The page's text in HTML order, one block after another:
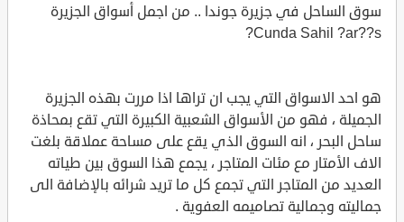
سوق الساحل في جزيرة جوندا .. من اجمل أسواق الجزيرة
Cunda Sahil ?ar??s?
هو احد الاسواق التي يجب ان تراها اذا مررت بهذه الجزيرة
الجميلة ، فهو من الأسواق الشعبية الكبيرة التي تقع بمحاذة
ساحل البحر ، انه السوق الذي يقع على مساحة عملاقة بلغت
الاف الأمتار مع مئات المتاجر ، يجمع هذا السوق بين طياته
العديد من المتاجر التي تجمع كل ما تريد شرائه بالإضافة الى
جماليته وجمالية تصاميمه العفوية .